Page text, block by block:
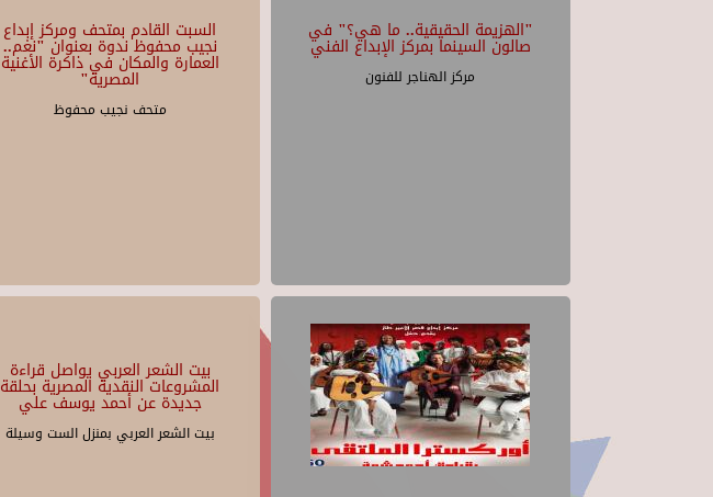
السبت القادم بمتحف ومركز إبداع
نجيب محفوظ ندوة بعنوان "نغم..
العمارة والمكان في ذاكرة الأغنية
المصرية"
متحف نجيب محفوظ
"الهزيمة الحقيقية.. ما هي؟" في
صالون السينما بمركز الإبداع الفني
مركز الهناجر للفنون
بيت الشعر العربي يواصل قراءة
المشروعات النقدية المصرية بحلقة
جديدة عن أحمد يوسف علي
بيت الشعر العربي بمنزل الست وسيلة